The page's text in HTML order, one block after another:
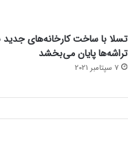
تسلا با ساخت کارخانه‌های جدید
تراشه‌ها پایان می‌بخشد
7 سپتامبر 2021